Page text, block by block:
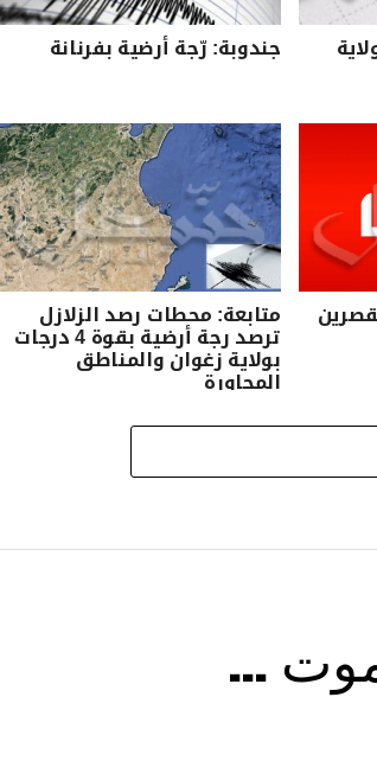
جندوبة: رّجة أرضية بفرنانة
متابعة: محطات رصد الزلازل
ترصد رجة أرضية بقوة 4 درجات
بولاية زغوان والمناطق
المجاورة
…